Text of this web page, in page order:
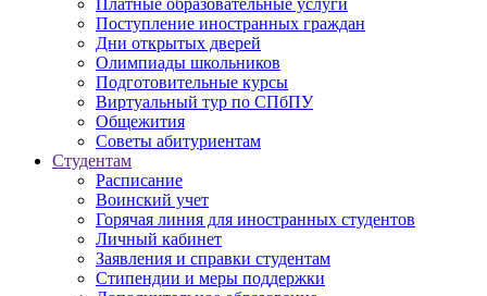
Платные образовательные услуги
Поступление иностранных граждан
Дни открытых дверей
Олимпиады школьников
Подготовительные курсы
Виртуальный тур по СПбПУ
Общежития
Советы абитуриентам
Студентам
Расписание
Воинский учет
Горячая линия для иностранных студентов
Личный кабинет
Заявления и справки студентам
Стипендии и меры поддержки